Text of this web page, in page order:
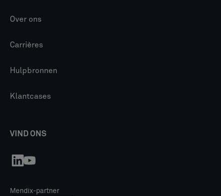
Over ons
Carrières
Hulpbronnen
Klantcases
VIND ONS
Mendix-partner